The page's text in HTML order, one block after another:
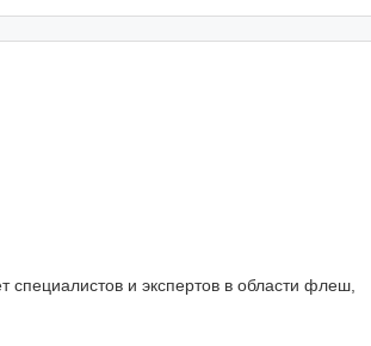
и экспертов в области флеш,